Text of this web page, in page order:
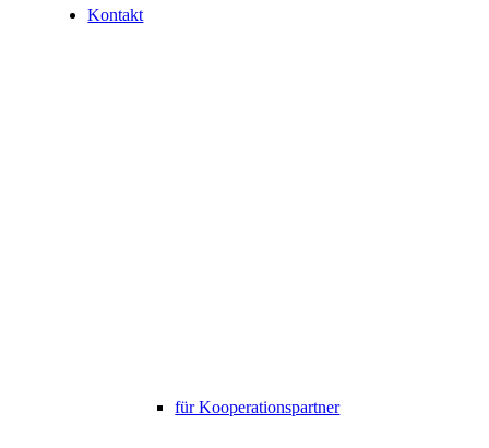
Kontakt
für Kooperationspartner